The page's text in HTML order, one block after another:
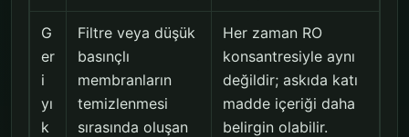
G
er
i
yı
k
Filtre veya düşük
basınçlı
membranların
temizlenmesi
sırasında oluşan
Her zaman RO
konsantresiyle aynı
değildir; askıda katı
madde içeriği daha
belirgin olabilir.